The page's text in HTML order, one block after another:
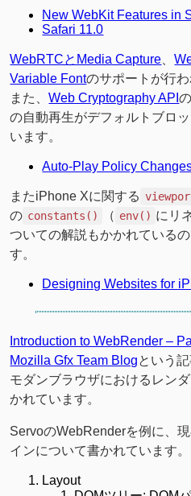
New WebKit Features in
Safari 11.0
WebRTCとMedia Capture 、
Variable Fontのサポートが行わ
また、Web Cryptography API
の自動再生がデフォルトブロ
います。
Auto-Play Policy
またiPhone Xに関する
の constants() （ env() にリ
ついての解説もかかれている
す。
Designing Websites for
Introduction to WebRender –
Mozilla Gfx Team Blogという
モダンブラウザにおけるレン
かれています。
ServoのWebRenderを例に、
インについて書かれています。
Layout